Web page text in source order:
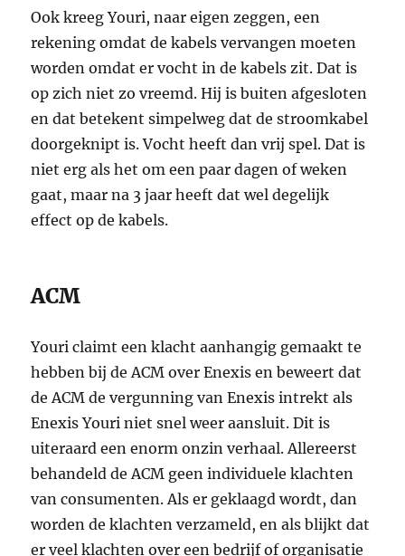
Ook kreeg Youri, naar eigen zeggen, een
rekening omdat de kabels vervangen moeten
worden omdat er vocht in de kabels zit. Dat is
op zich niet zo vreemd. Hij is buiten afgesloten
en dat betekent simpelweg dat de stroomkabel
doorgeknipt is. Vocht heeft dan vrij spel. Dat is
niet erg als het om een paar dagen of weken
gaat, maar na 3 jaar heeft dat wel degelijk
effect op de kabels.
ACM
Youri claimt een klacht aanhangig gemaakt te
hebben bij de ACM over Enexis en beweert dat
de ACM de vergunning van Enexis intrekt als
Enexis Youri niet snel weer aansluit. Dit is
uiteraard een enorm onzin verhaal. Allereerst
behandeld de ACM geen individuele klachten
van consumenten. Als er geklaagd wordt, dan
worden de klachten verzameld, en als blijkt dat
er veel klachten over een bedrijf of organisatie